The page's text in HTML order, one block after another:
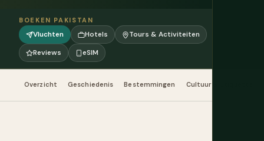
BOEKEN PAKISTAN
Vluchten Hotels
Tours & Activiteiten
Reviews
eSIM
Overzicht Geschiedenis Bestemmingen Cultuur & Etiquette